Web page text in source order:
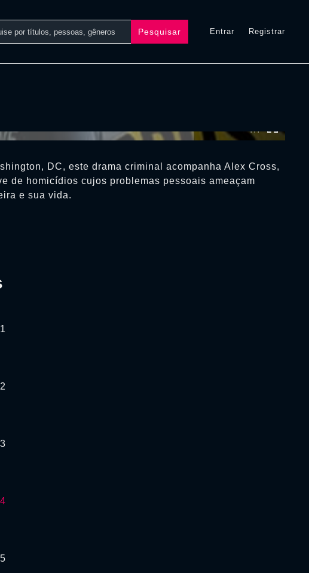
Pesquisar Entrar Registrar
DC, este drama criminal acompanha Alex Cross,
de homicídios cujos problemas pessoais ameaçam
e sua vida.